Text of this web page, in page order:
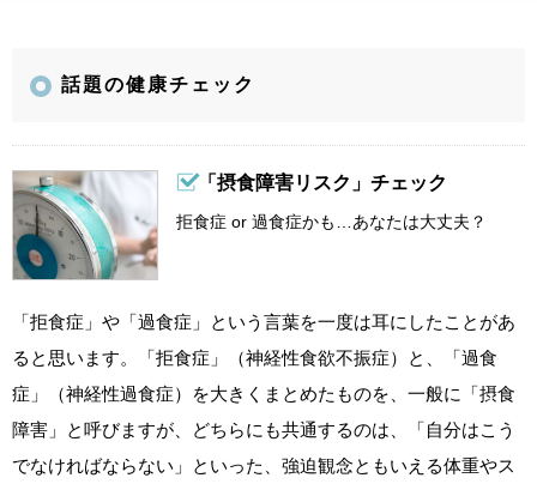
話題の健康チェック
「摂食障害リスク」チェック
拒食症 or 過食症かも…あなたは大丈夫？
「拒食症」や「過食症」という言葉を一度は耳にしたことがあ
ると思います。「拒食症」（神経性食欲不振症）と、「過食
症」（神経性過食症）を大きくまとめたものを、一般に「摂食
障害」と呼びますが、どちらにも共通するのは、「自分はこう
でなければならない」といった、強迫観念ともいえる体重やス